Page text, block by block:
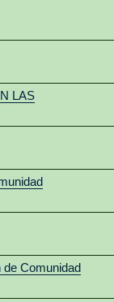
LAS
de Comunidad